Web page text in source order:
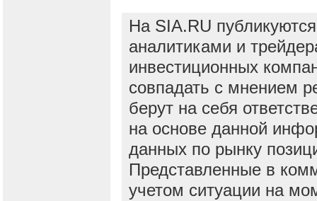
На SIA.RU
аналитиками и
инвестиционных
совпадать с мнением
берут на себя
на основе данной
данных по рынку
Представленные в
учетом ситуации на